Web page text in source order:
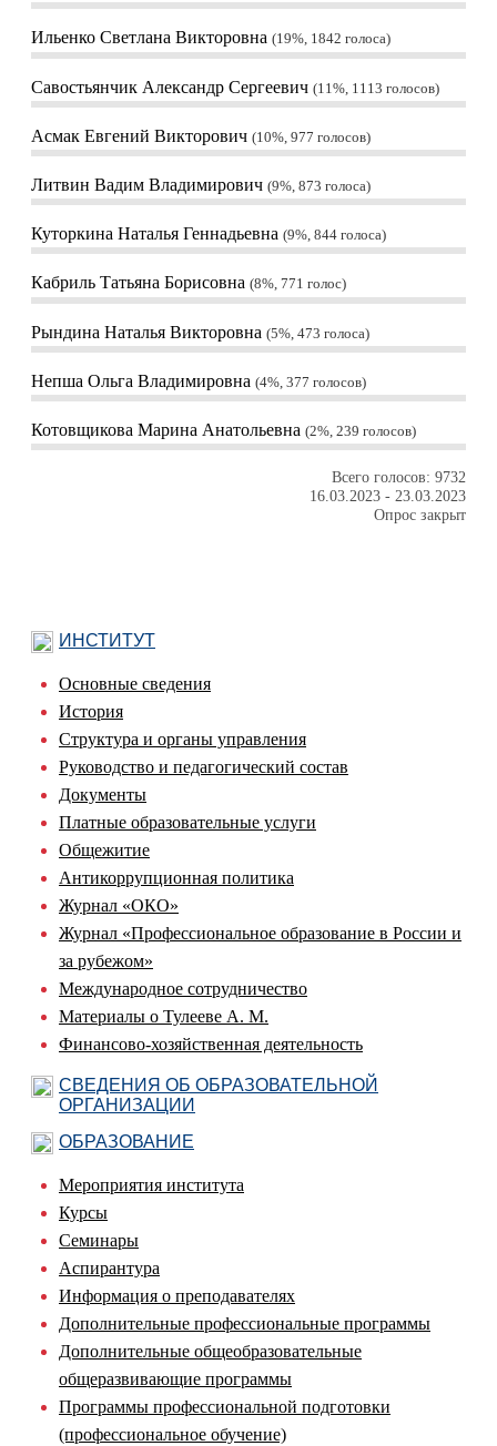
Ильенко Светлана Викторовна 19%, 1842 голоса
Савостьянчик Александр Сергеевич 11%, 1113 голосов
Асмак Евгений Викторович 10%, 977 голосов
Литвин Вадим Владимирович 9%, 873 голоса
Куторкина Наталья Геннадьевна 9%, 844 голоса
Кабриль Татьяна Борисовна 8%, 771 голос
Рындина Наталья Викторовна 5%, 473 голоса
Непша Ольга Владимировна 4%, 377 голосов
Котовщикова Марина Анатольевна 2%, 239 голосов
Всего голосов: 9732
16.03.2023 - 23.03.2023
Опрос закрыт
ИНСТИТУТ
Основные сведения
История
Структура и органы управления
Руководство и педагогический состав
Документы
Платные образовательные услуги
Общежитие
Антикоррупционная политика
Журнал «ОКО»
Журнал «Профессиональное образование в России и
за рубежом»
Международное сотрудничество
Материалы о Тулееве А. М.
Финансово-хозяйственная деятельность
СВЕДЕНИЯ ОБ ОБРАЗОВАТЕЛЬНОЙ
ОРГАНИЗАЦИИ
ОБРАЗОВАНИЕ
Мероприятия института
Курсы
Семинары
Аспирантура
Информация о преподавателях
Дополнительные профессиональные программы
Дополнительные общеобразовательные
общеразвивающие программы
Программы профессиональной подготовки
(профессиональное обучение)